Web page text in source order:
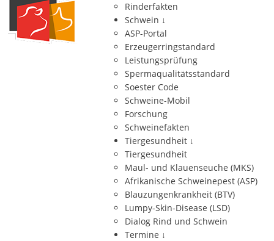
Rinderfakten
Schwein ↓
ASP-Portal
Erzeugerringstandard
Leistungsprüfung
Spermaqualitätsstandard
Soester Code
Schweine-Mobil
Forschung
Schweinefakten
Tiergesundheit ↓
Tiergesundheit
Maul- und Klauenseuche (MKS)
Afrikanische Schweinepest (ASP)
Blauzungenkrankheit (BTV)
Lumpy-Skin-Disease (LSD)
Dialog Rind und Schwein
Termine ↓